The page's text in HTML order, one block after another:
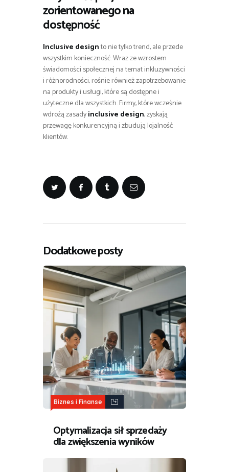
zorientowanego na
dostępność
Inclusive designto nie tylko trend, ale przede
wszystkim konieczność. Wraz ze wzrostem
świadomości społecznej na temat inkluzywności
i różnorodności, rośnie również zapotrzebowanie
na produkty i usługi, które są dostępne i
użyteczne dla wszystkich. Firmy, które wcześnie
wdrożą zasadyinclusive design, zyskają
przewagę konkurencyjną i zbudują lojalność
klientów.
Dodatkowe posty
Biznes i Finanse
Optymalizacja sił sprzedaży
dla zwiększenia wyników